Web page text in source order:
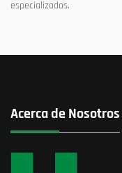
especializados.
Acerca de Nosotros